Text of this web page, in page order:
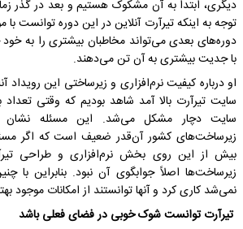
دیگری، ابتدا به آن مشکوک هستیم و بعد در گذر
توجه به اینکه تیرآرت آنلاین در این دوره توانست با
دوره‌های بعدی می‌تواند مخاطبان بیشتری را به
با جدیت بیشتری به آن تن می‌دهند.
او درباره کیفیت نرم‌افزاری و زیرساختی این
سایت تیرآرت بالا آمد شاهد بودیم که وقتی تعداد
سایت دچار مشکل می‌شد. این مسئله نشان
زیرساخت‌های کشور آن‌قدر ضعیف است که اگر
بیش از این ‌روی بخش نرم‌افزاری و طراحی
زیرساخت‌ها اصلاً جوابگوی آن نبود. بنابراین با
نمی‌شد کاری کرد و آنها توانستند از امکانات موجود
تیرآرت توانست شوک خوبی در فضای فعلی باشد